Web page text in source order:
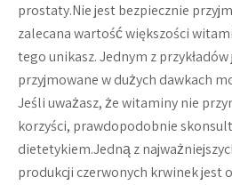
prostaty.Nie jest bezpiecznie
zalecana wartość większości
tego unikasz. Jednym z
przyjmowane w dużych dawkach
Jeśli uważasz, że witaminy nie
korzyści, prawdopodobnie
dietetykiem.Jedną z
produkcji czerwonych krwinek jest